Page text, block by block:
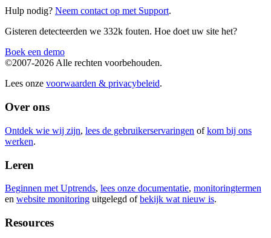
Hulp nodig? Neem contact op met Support.
Gisteren detecteerden we 332k fouten. Hoe doet uw site het?
Boek een demo
©2007-2026 Alle rechten voorbehouden.
Lees onze voorwaarden & privacybeleid.
Over ons
Ontdek wie wij zijn, lees de gebruikerservaringen ofkom bij ons
werken.
Leren
Beginnen met Uptrends, lees onze documentatie, monitoringtermen
en website monitoring uitgelegd ofbekijk wat nieuw is.
Resources